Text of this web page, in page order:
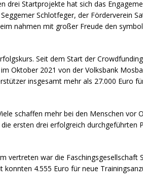
drei Startprojekte hat sich das
Schlotfeger, der Förderverein
nahmen mit großer Freude den
Seit dem Start der
Oktober 2021 von der Volksbank
insgesamt mehr als 27.000 Euro
schaffen mehr bei den Menschen vor
ersten drei erfolgreich durchgeführten
vertreten war die Faschingsgesellschaft
konnten 4.555 Euro für neue